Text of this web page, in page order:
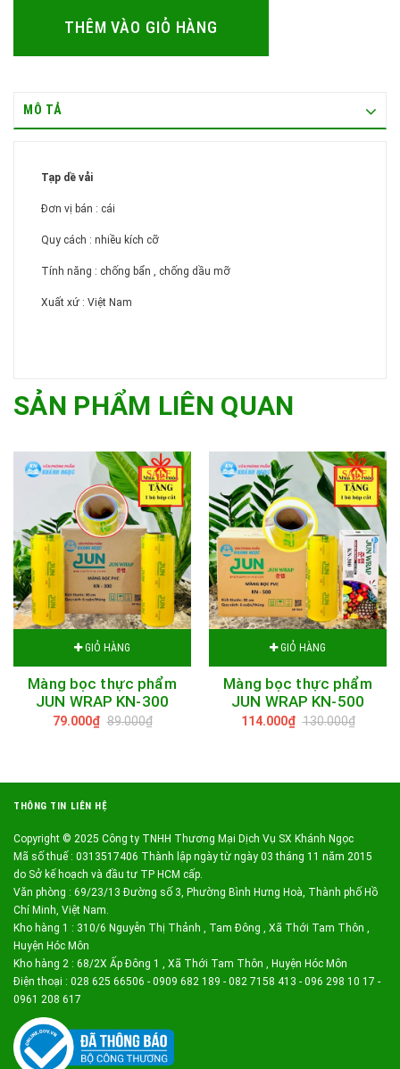
THÊM VÀO GIỎ HÀNG
MÔ TẢ
Tạp dề vải
Đơn vị bán : cái
Quy cách : nhiều kích cỡ
Tính năng : chống bẩn , chống dầu mỡ
Xuất xứ : Việt Nam
SẢN PHẨM LIÊN QUAN
SALE
GIỎ HÀNG
Màng bọc thực phẩm
JUN WRAP KN-300
79.000₫ 89.000₫
SALE
GIỎ HÀNG
Màng bọc thực phẩm
JUN WRAP KN-500
114.000₫ 130.000₫
THÔNG TIN LIÊN HỆ
Copyright © 2025 Công ty TNHH Thương Mại Dịch Vụ SX Khánh Ngọc
Mã số thuế : 0313517406 Thành lập ngày từ ngày 03 tháng 11 năm 2015
do Sở kế hoạch và đầu tư TP HCM cấp.
Văn phòng : 69/23/13 Đường số 3, Phường Bình Hưng Hoà, Thành phố Hồ
Chí Minh, Việt Nam.
Kho hàng 1 : 310/6 Nguyễn Thị Thảnh , Tam Đông , Xã Thới Tam Thôn ,
Huyện Hóc Môn
Kho hàng 2 : 68/2X Ấp Đông 1 , Xã Thới Tam Thôn , Huyện Hóc Môn
Điện thoại : 028 625 66506 - 0909 682 189 - 082 7158 413 - 096 298 10 17 -
0961 208 617